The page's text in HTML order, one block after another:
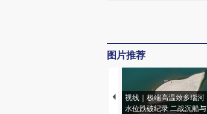
图片推荐
视线｜极端高温致多瑙河
水位跌破纪录 二战沉船与